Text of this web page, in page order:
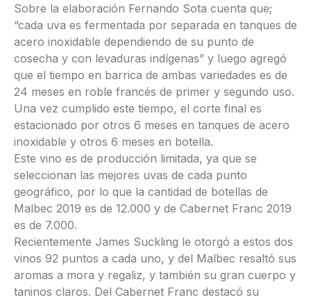
Sobre la elaboración Fernando Sota cuenta que;
“cada uva es fermentada por separada en tanques de
acero inoxidable dependiendo de su punto de
cosecha y con levaduras indígenas” y luego agregó
que el tiempo en barrica de ambas variedades es de
24 meses en roble francés de primer y segundo uso.
Una vez cumplido este tiempo, el corte final es
estacionado por otros 6 meses en tanques de acero
inoxidable y otros 6 meses en botella.
Este vino es de producción limitada, ya que se
seleccionan las mejores uvas de cada punto
geográfico, por lo que la cantidad de botellas de
Malbec 2019 es de 12.000 y de Cabernet Franc 2019
es de 7.000.
Recientemente James Suckling le otorgó a estos dos
vinos 92 puntos a cada uno, y del Malbec resaltó sus
aromas a mora y regaliz, y también su gran cuerpo y
taninos claros. Del Cabernet Franc destacó su